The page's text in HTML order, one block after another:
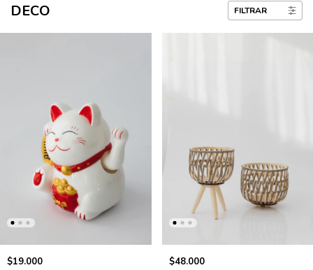
DECO FILTRAR
$19.000 $48.000